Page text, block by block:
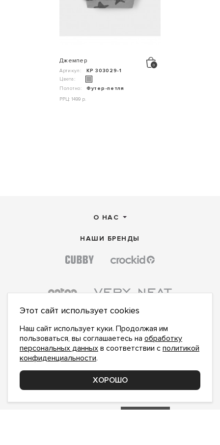
Джемпер
Артикул:
КР 303029-1
Цвета:
Полотно:
Футер-петля
РРЦ: 1499 р.
О НАС
НАШИ БРЕНДЫ
ПОДПИСАТЬСЯ НА НОВОСТИ:
сполитикой конфиденциальностиознакомлен и
Этот сайт использует cookies
Наш сайт использует куки. Продолжая им
пользоваться, вы соглашаетесь на обработку
персональных данных в соответствии с политикой
конфиденциальности.
ХОРОШО